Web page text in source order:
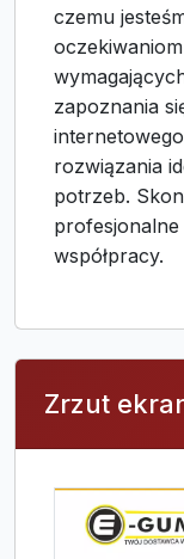
czemu
zapoznania
rozwiązania
potrzeb.
współpracy.
Zrzut